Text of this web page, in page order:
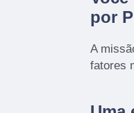
por
A
fatores